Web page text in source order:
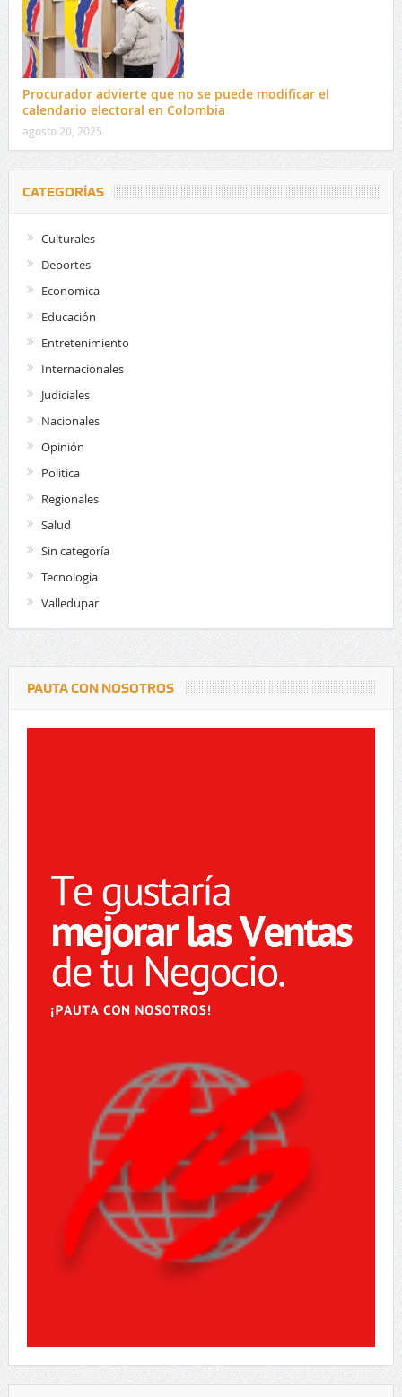
Procurador advierte que no se puede modificar el
calendario electoral en Colombia
agosto 20, 2025
CATEGORÍAS
Culturales
Deportes
Economica
Educación
Entretenimiento
Internacionales
Judiciales
Nacionales
Opinión
Politica
Regionales
Salud
Sin categoría
Tecnologia
Valledupar
PAUTA CON NOSOTROS